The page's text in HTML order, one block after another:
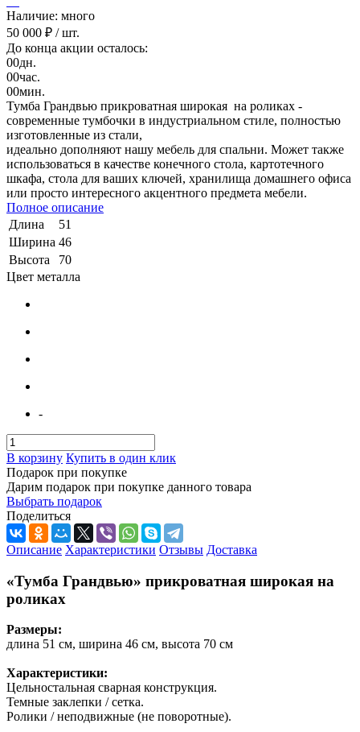
Наличие: много
50 000 ₽ / шт.
До конца акции осталось:
00дн.
00час.
00мин.
Тумба Грандвью прикроватная широкая на роликах -
современные тумбочки в индустриальном стиле, полностью
изготовленные из стали,
идеально дополняют нашу мебель для спальни. Может также
использоваться в качестве конечного стола, картотечного
шкафа, стола для ваших ключей, хранилища домашнего офиса
или просто интересного акцентного предмета мебели.
Полное описание
Длина
51
Ширина 46
Высота
70
Цвет металла
-
В корзину Купить в один клик
Подарок при покупке
Дарим подарок при покупке данного товара
Выбрать подарок
Поделиться
Описание Характеристики Отзывы Доставка
«Тумба Грандвью» прикроватная широкая на
роликах
Размеры:
длина 51 см, ширина 46 см, высота 70 см
Характеристики:
Цельностальная сварная конструкция.
Темные заклепки / сетка.
Ролики / неподвижные (не поворотные).